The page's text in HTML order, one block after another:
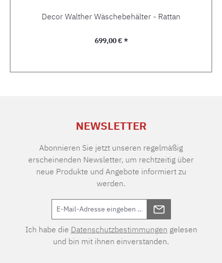
Decor Walther Wäschebehälter - Rattan
Regulärer Preis:
699,00 € *
NEWSLETTER
Abonnieren Sie jetzt unseren regelmäßig
erscheinenden Newsletter, um rechtzeitig über
neue Produkte und Angebote informiert zu
werden.
Ich habe die Datenschutzbestimmungen gelesen
und bin mit ihnen einverstanden.